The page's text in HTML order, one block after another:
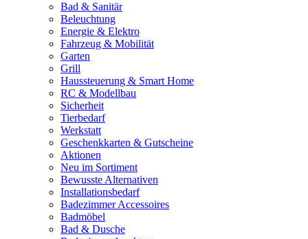
Bad & Sanitär
Beleuchtung
Energie & Elektro
Fahrzeug & Mobilität
Garten
Grill
Haussteuerung & Smart Home
RC & Modellbau
Sicherheit
Tierbedarf
Werkstatt
Geschenkkarten & Gutscheine
Aktionen
Neu im Sortiment
Bewusste Alternativen
Installationsbedarf
Badezimmer Accessoires
Badmöbel
Bad & Dusche